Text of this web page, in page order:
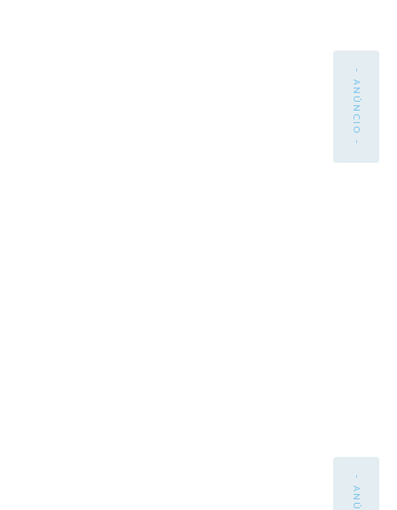
- ANÚNCIO -